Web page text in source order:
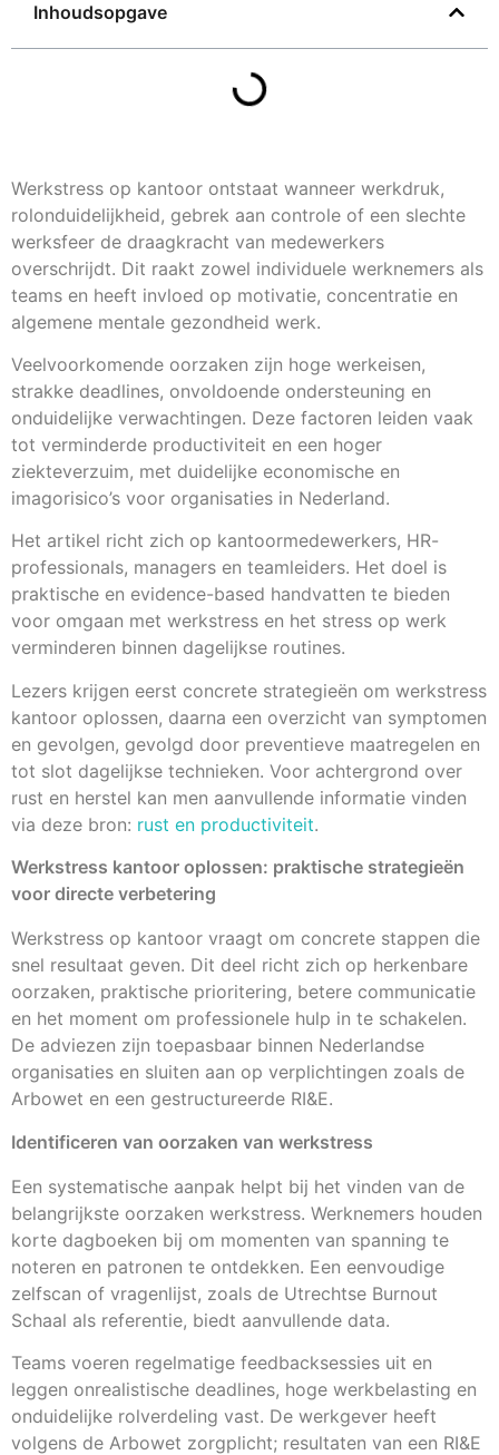
Inhoudsopgave
Werkstress op kantoor ontstaat wanneer werkdruk,
rolonduidelijkheid, gebrek aan controle of een slechte
werksfeer de draagkracht van medewerkers
overschrijdt. Dit raakt zowel individuele werknemers als
teams en heeft invloed op motivatie, concentratie en
algemene mentale gezondheid werk.
Veelvoorkomende oorzaken zijn hoge werkeisen,
strakke deadlines, onvoldoende ondersteuning en
onduidelijke verwachtingen. Deze factoren leiden vaak
tot verminderde productiviteit en een hoger
ziekteverzuim, met duidelijke economische en
imagorisico’s voor organisaties in Nederland.
Het artikel richt zich op kantoormedewerkers, HR-
professionals, managers en teamleiders. Het doel is
praktische en evidence-based handvatten te bieden
voor omgaan met werkstress en het stress op werk
verminderen binnen dagelijkse routines.
Lezers krijgen eerst concrete strategieën om werkstress
kantoor oplossen, daarna een overzicht van symptomen
en gevolgen, gevolgd door preventieve maatregelen en
tot slot dagelijkse technieken. Voor achtergrond over
rust en herstel kan men aanvullende informatie vinden
via deze bron: rust en productiviteit.
Werkstress kantoor oplossen: praktische strategieën
voor directe verbetering
Werkstress op kantoor vraagt om concrete stappen die
snel resultaat geven. Dit deel richt zich op herkenbare
oorzaken, praktische prioritering, betere communicatie
en het moment om professionele hulp in te schakelen.
De adviezen zijn toepasbaar binnen Nederlandse
organisaties en sluiten aan op verplichtingen zoals de
Arbowet en een gestructureerde RI&E.
Identificeren van oorzaken van werkstress
Een systematische aanpak helpt bij het vinden van de
belangrijkste oorzaken werkstress. Werknemers houden
korte dagboeken bij om momenten van spanning te
noteren en patronen te ontdekken. Een eenvoudige
zelfscan of vragenlijst, zoals de Utrechtse Burnout
Schaal als referentie, biedt aanvullende data.
Teams voeren regelmatige feedbacksessies uit en
leggen onrealistische deadlines, hoge werkbelasting en
onduidelijke rolverdeling vast. De werkgever heeft
volgens de Arbowet zorgplicht; resultaten van een RI&E